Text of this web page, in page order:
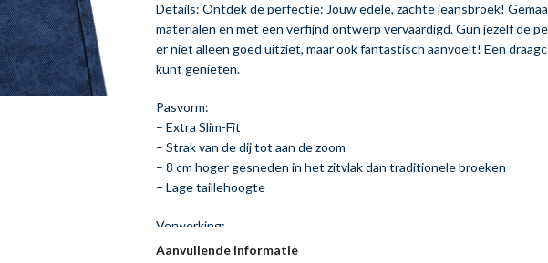
Details: Ontdek de perfectie: Jouw edele, zachte jeansbroek!
materialen en met een verfijnd ontwerp vervaardigd. Gun jezelf de
er niet alleen goed uitziet, maar ook fantastisch aanvoelt! Een
kunt genieten.
Pasvorm:
– Extra Slim-Fit
– Strak van de dij tot aan de zoom
– 8 cm hoger gesneden in het zitvlak dan traditionele broeken
– Lage taillehoogte
Verwerking:
– Hoogwaardige afwerkingsdetails
Aanvullende informatie